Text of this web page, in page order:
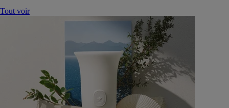
Tout voir